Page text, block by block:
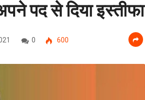
पद से दिया इस्तीफा
0 600